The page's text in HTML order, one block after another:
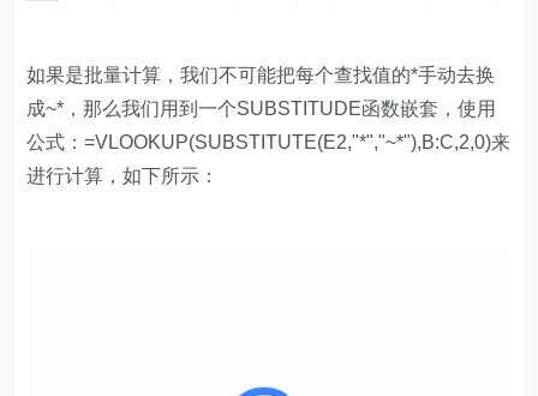
如果是批量计算，我们不可能把每个查找值的*手动去换
成~*，那么我们用到一个SUBSTITUDE函数嵌套，使用
公式：=VLOOKUP(SUBSTITUTE(E2,"*","~*"),B:C,2,0)来
进行计算，如下所示：